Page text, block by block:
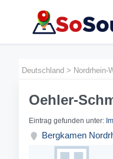
Deutschland > Nordrhein-
Oehler-
Eintrag gefunden unter:
Bergkamen